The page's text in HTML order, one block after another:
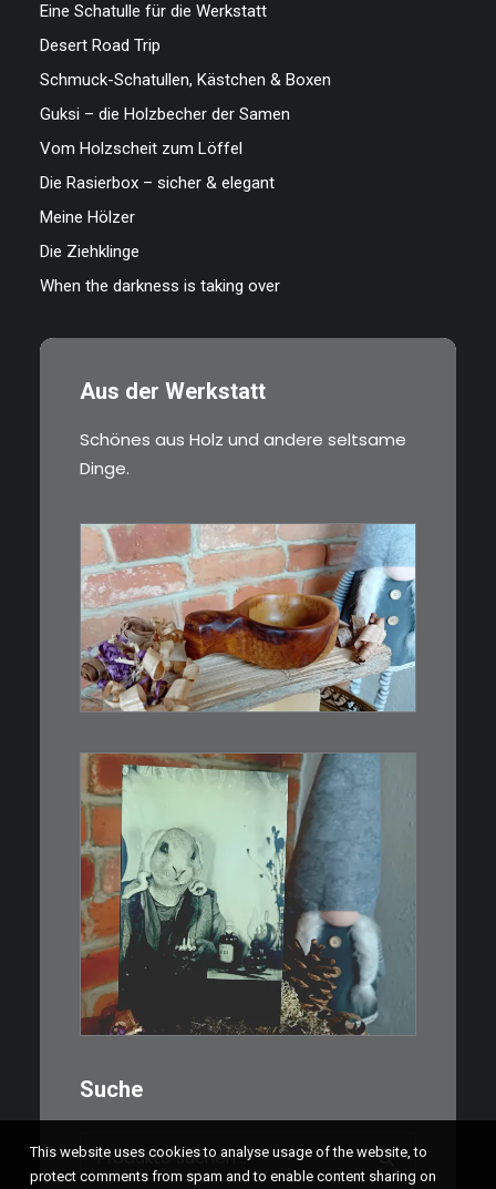
Eine Schatulle für die Werkstatt
Desert Road Trip
Schmuck-Schatullen, Kästchen & Boxen
Guksi – die Holzbecher der Samen
Vom Holzscheit zum Löffel
Die Rasierbox – sicher & elegant
Meine Hölzer
Die Ziehklinge
When the darkness is taking over
Aus der Werkstatt
Schönes aus Holz und andere seltsame
Dinge.
€15,00
Ein Holzbecher im Wikinger-Stil.
Inspiriert…
€3,00
Limitierte Auflage. Original:
Abzug von…
Suche
Suchen
nach:
This website uses cookies to analyse usage of the website, to
protect comments from spam and to enable content sharing on